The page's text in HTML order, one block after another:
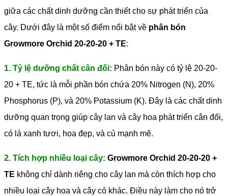
giữa các chất dinh dưỡng cần thiết cho sự phát triển của
cây. Dưới đây là một số điểm nổi bật về phân bón
Growmore Orchid 20-20-20 + TE:
1. Tỷ lệ dưỡng chất cân đối: Phân bón này có tỷ lệ 20-20-
20 + TE, tức là mỗi phần bón chứa 20% Nitrogen (N), 20%
Phosphorus (P), và 20% Potassium (K). Đây là các chất dinh
dưỡng quan trọng giúp cây lan và cây hoa phát triển cân đối,
có lá xanh tươi, hoa đẹp, và củ mạnh mẽ.
2. Tích hợp nhiều loại cây: Growmore Orchid 20-20-20 +
TE không chỉ dành riêng cho cây lan mà còn thích hợp cho
nhiều loại cây hoa và cây cỏ khác. Điều này làm cho nó trở